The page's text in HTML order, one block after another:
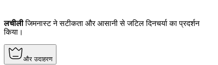
लचीलीजिमनास्ट ने सटीकता और आसानी से जटिल दिनचर्या का प्रदर्शन
किया।
और उदाहरण